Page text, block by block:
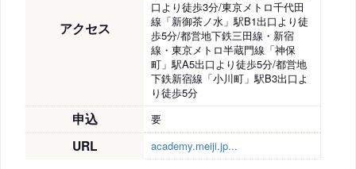
アクセス
口より徒歩3分/東京メトロ千代田
線「新御茶ノ水」駅B1出口より徒
歩5分/都営地下鉄三田線・新宿
線・東京メトロ半蔵門線「神保
町」駅A5出口より徒歩5分/都営地
下鉄新宿線「小川町」駅B3出口よ
り徒歩5分
申込 要
URL academy.meiji.jp...